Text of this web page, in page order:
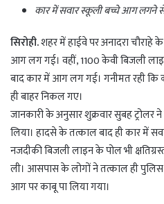
कार में सवार स्कूली बच्चे आग लगने
सिरोही.शहर में हाईवे पर अनादरा चौराहे
आग लग गई। वहीं, 1100 केवी बिजली
बाद कार में आग लग गई। गनीमत रही
ही बाहर निकल गए।
जानकारी के अनुसार शुक्रवार सुबह
लिया। हादसे के तत्काल बाद ही कार में
नजदीकी बिजली लाइन के पोल भी
ली। आसपास के लोगों ने तत्काल ही
आग पर काबू पा लिया गया।